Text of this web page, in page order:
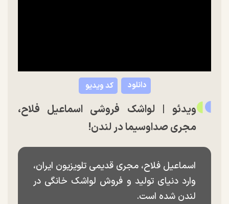
کد ویدیو دانلود
ویدئو | لواشک فروشی اسماعیل فلاح،
مجری صداوسیما در لندن!
اسماعیل فلاح، مجری قدیمی تلویزیون ایران،
وارد دنیای تولید و فروش لواشک خانگی در
لندن شده است.